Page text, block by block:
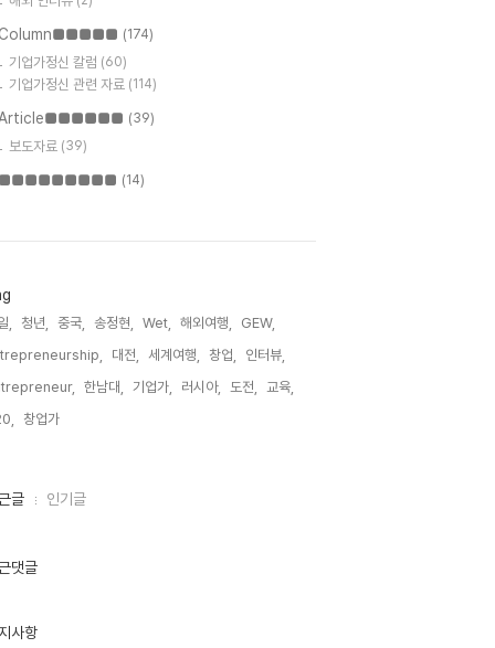
(174)
기업가정신 칼럼 (60)
기업가정신 관련 자료 (114)
(39)
보도자료 (39)
(14)
, 청년, 중국, 송정현, Wet, 해외여행,
GEW,
대전, 세계여행, 창업,
인터뷰,
한남대, 기업가, 러시아, 도전,
교육,
창업가,
글 인기글
댓글
사항